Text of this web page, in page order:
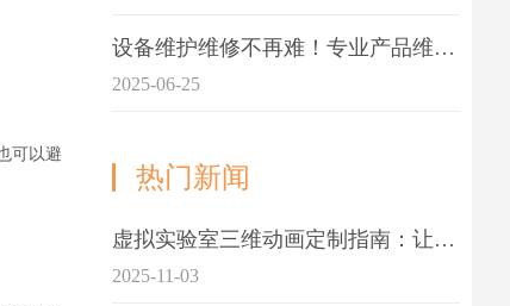
可以避
设备维护维修不再难！专业产品维护三维动画演示定制指南
2025-06-25
热门新闻
虚拟实验室三维动画定制指南：让科学教学更生动
2025-11-03